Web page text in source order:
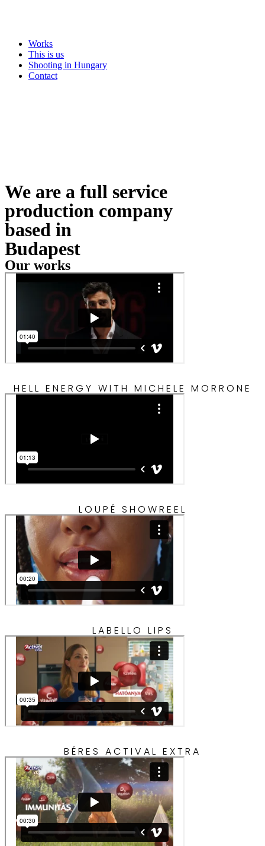
Works
This is us
Shooting in Hungary
Contact
We are a full service
production company
based in
Budapest
Our works
HELL ENERGY WITH MICHELE MORRONE
LOUPÉ SHOWREEL
LABELLO LIPS
BÉRES ACTIVAL EXTRA